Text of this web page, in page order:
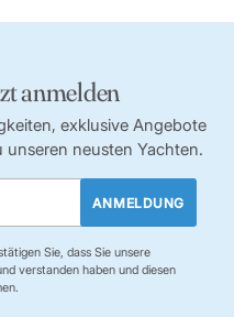
anmelden
exklusive Angebote
neusten Yachten.
ANMELDUNG
Sie, dass Sie unsere
verstanden haben und diesen